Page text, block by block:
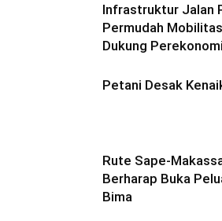
Infrastruktur Jalan
Permudah
Dukung
Petani Desak
Rute Sape-
Berharap Buka
Bima